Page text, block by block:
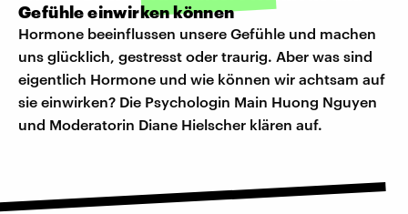
Gefühle einwirken können
Hormone beeinflussen unsere Gefühle und machen
uns glücklich, gestresst oder traurig. Aber was sind
eigentlich Hormone und wie können wir achtsam auf
sie einwirken? Die Psychologin Main Huong Nguyen
und Moderatorin Diane Hielscher klären auf.